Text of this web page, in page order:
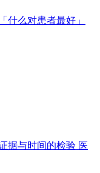
什么对患者最好」
据与时间的检验 医